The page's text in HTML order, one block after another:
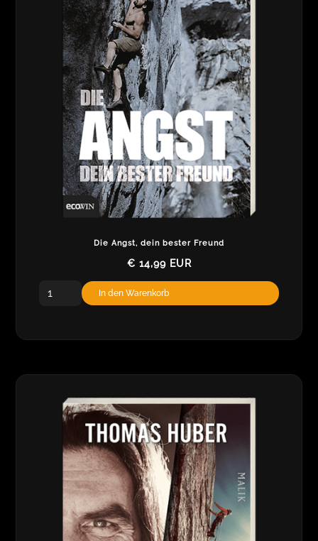
Die Angst, dein bester Freund
€ 14,99 EUR